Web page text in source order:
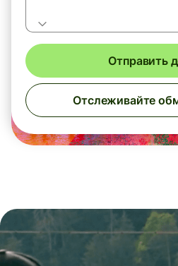
Отправить
Отслеживайте